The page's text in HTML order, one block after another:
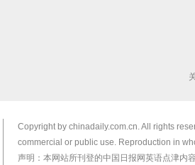
Copyright by chinadaily.com.cn. All rights
commercial or public use. Reproduction in
声明：本网站所刊登的中国日报网英语点津内